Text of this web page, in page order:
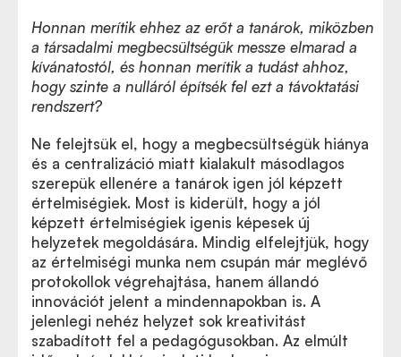
Honnan merítik ehhez az erőt a tanárok, miközben
a társadalmi megbecsültségük messze elmarad a
kívánatostól, és honnan merítik a tudást ahhoz,
hogy szinte a nulláról építsék fel ezt a távoktatási
rendszert?
Ne felejtsük el, hogy a megbecsültségük hiánya
és a centralizáció miatt kialakult másodlagos
szerepük ellenére a tanárok igen jól képzett
értelmiségiek. Most is kiderült, hogy a jól
képzett értelmiségiek igenis képesek új
helyzetek megoldására. Mindig elfelejtjük, hogy
az értelmiségi munka nem csupán már meglévő
protokollok végrehajtása, hanem állandó
innovációt jelent a mindennapokban is. A
jelenlegi nehéz helyzet sok kreativitást
szabadított fel a pedagógusokban. Az elmúlt